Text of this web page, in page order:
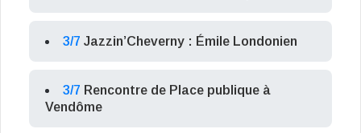
3/7 Jazzin’Cheverny : Émile Londonien
3/7 Rencontre de Place publique à
Vendôme